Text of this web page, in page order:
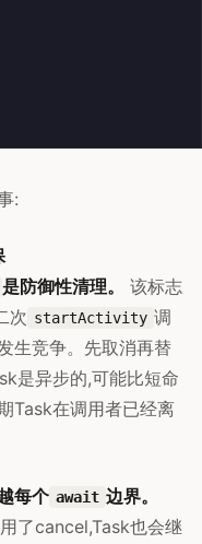
:
是防御性清理。
该标志
次 startActivity 调
生竞争。先取消再替
是异步的,可能比短命
Task在调用者已经离
每个 await 边界。
了cancel,Task也会继